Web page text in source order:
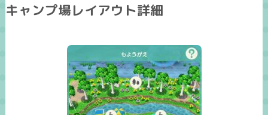
キャンプ場レイアウト詳細